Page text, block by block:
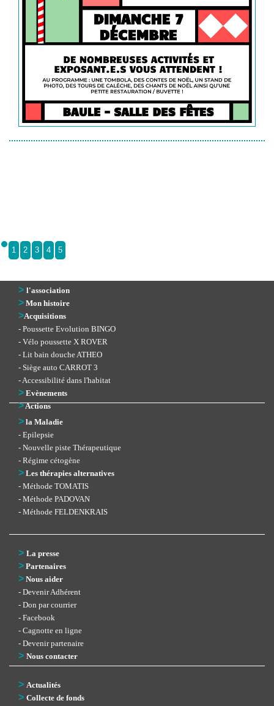
1 2 3 4 5
> l'association
> Mon histoire
>Acquisitions
- Poussette Evolution BINGO
- Vélo poussette X ROVER
- Lit bain douche ATHEO
- Siège auto CARROT 3
- Accessibilité dans l'habitat
> Evènements
>Actions
> la Maladie
- Epilepsie
- Nouvelle piste Thérapeutique
- Régime cétogène
> Les thérapies alternatives
- Méthode TOMATIS
- Méthode PADOVAN
- Méthode FELDENKRAIS
> La presse
> Partenaires
> Nous aider
- Devenir Adhérent
- Don par courrier
- Facebook
- Cagnotte en ligne
- Devenir partenaire
> Nous contacter
> Actualités
> Collecte de fonds